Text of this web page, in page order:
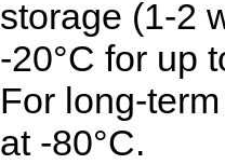
storage (1-2
-20°C for up
For long-
at -80°C.